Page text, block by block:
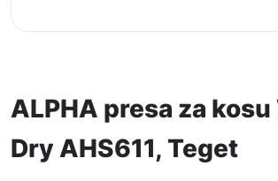
ALPHA presa za kosu
Dry AHS611, Teget